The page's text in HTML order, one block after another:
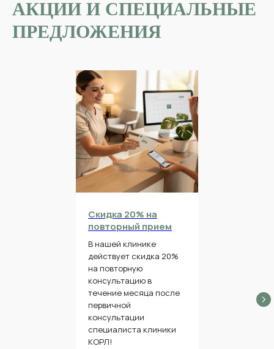
АКЦИИ И СПЕЦИАЛЬНЫЕ
ПРЕДЛОЖЕНИЯ
Скидка 20% на
повторный прием
В нашей клинике
действует скидка 20%
на повторную
консультацию в
течение месяца после
первичной
консультации
специалиста клиники
КОРЛ!